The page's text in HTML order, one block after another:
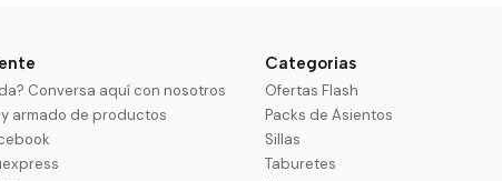
Conversa aquí con nosotros
armado de productos
Categorias
Ofertas Flash
Packs de Asientos
Sillas
Taburetes